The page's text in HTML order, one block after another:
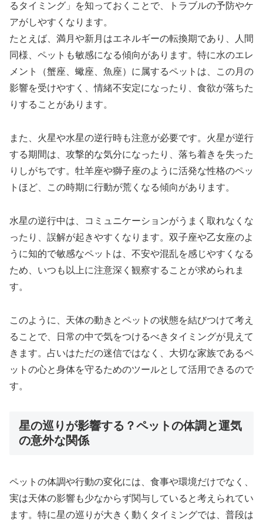
るタイミング」を知っておくことで、トラブルの予防やケ
アがしやすくなります。
たとえば、満月や新月はエネルギーの転換期であり、人間
同様、ペットも敏感になる傾向があります。特に水のエレ
メント（蟹座、蠍座、魚座）に属するペットは、この月の
影響を受けやすく、情緒不安定になったり、食欲が落ちた
りすることがあります。
また、火星や水星の逆行時も注意が必要です。火星が逆行
する期間は、攻撃的な気分になったり、落ち着きを失った
りしがちです。牡羊座や獅子座のように活発な性格のペッ
トほど、この時期に行動が荒くなる傾向があります。
水星の逆行中は、コミュニケーションがうまく取れなくな
ったり、誤解が起きやすくなります。双子座や乙女座のよ
うに知的で敏感なペットは、不安や混乱を感じやすくなる
ため、いつも以上に注意深く観察することが求められま
す。
このように、天体の動きとペットの状態を結びつけて考え
ることで、日常の中で気をつけるべきタイミングが見えて
きます。占いはただの迷信ではなく、大切な家族であるペ
ットの心と身体を守るためのツールとして活用できるので
す。
星の巡りが影響する？ペットの体調と運気
の意外な関係
ペットの体調や行動の変化には、食事や環境だけでなく、
実は天体の影響も少なからず関与していると考えられてい
ます。特に星の巡りが大きく動くタイミングでは、普段は